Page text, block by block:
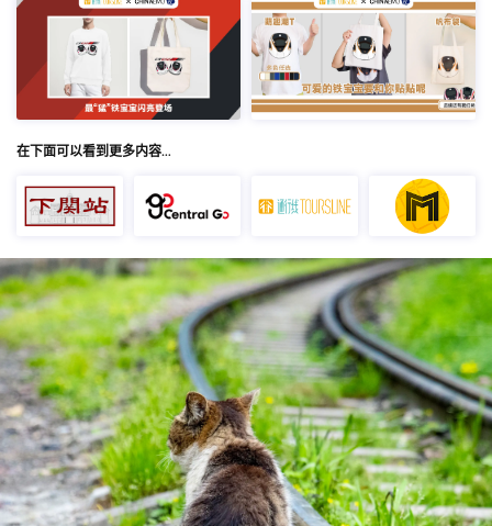
在下面可以看到更多内容…